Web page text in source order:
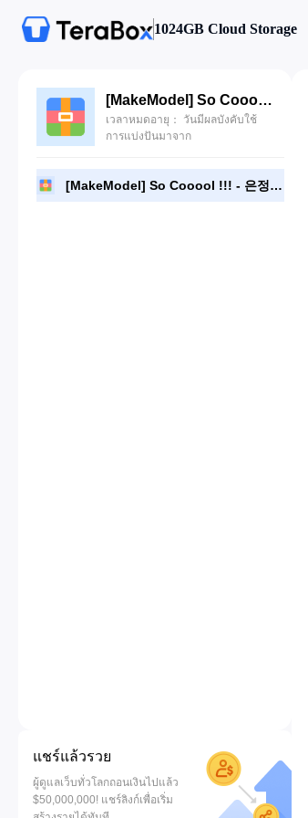
1024GB Cloud Storage
[MakeModel] So Cooool !!! - 은정 [61P].zip
เวลาหมดอายุ： วันมีผลบังคับใช้
การแบ่งปันมาจาก
[MakeModel] So Cooool !!! - 은정 [61P].zip
แชร์แล้วรวย
ผู้ดูแลเว็บทั่วโลกถอนเงินไปแล้ว
$50,000,000! แชร์ลิงก์เพื่อเริ่ม